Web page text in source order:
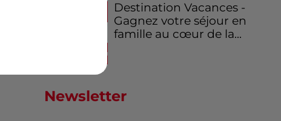
Destination Vacances -
Gagnez votre séjour en
famille au cœur de la...
Newsletter